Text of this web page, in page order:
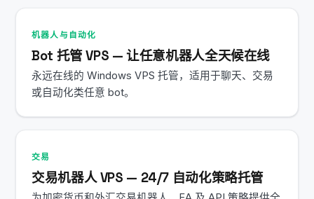
机器人与自动化
Bot 托管 VPS — 让任意机器人全天候在线
永远在线的 Windows VPS 托管，适用于聊天、交易
或自动化类任意 bot。
交易
交易机器人 VPS — 24/7 自动化策略托管